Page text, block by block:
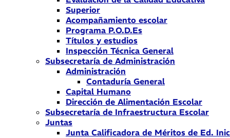
Superior
Acompañamiento escolar
Programa P.O.D.Es
Títulos y estudios
Inspección Técnica General
Subsecretaría de Administración
Administración
Contaduría General
Capital Humano
Dirección de Alimentación Escolar
Subsecretaría de Infraestructura Escolar
Juntas
Junta Calificadora de Méritos de Ed.